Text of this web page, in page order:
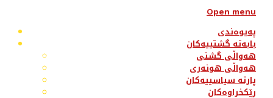
Open menu
پەیوەندی
بابەتە گشتییەکان
هەواڵی گشتی
هەواڵی هونەری
پارتە سیاسییەکان
ڕێکخراوەکان